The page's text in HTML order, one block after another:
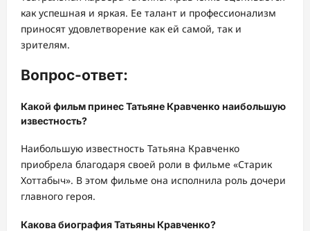
как успешная и яркая. Ее талант и профессионализм
приносят удовлетворение как ей самой, так и
зрителям.
Вопрос-ответ:
Какой фильм принес Татьяне Кравченко наибольшую
известность?
Наибольшую известность Татьяна Кравченко
приобрела благодаря своей роли в фильме «Старик
Хоттабыч». В этом фильме она исполнила роль дочери
главного героя.
Какова биография Татьяны Кравченко?